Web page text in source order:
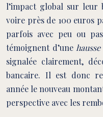
l’impact global sur leur
voire près de 100 euros
parfois avec peu ou
témoignent d’une
signalée clairement,
bancaire. Il est donc
année le nouveau
perspective avec les